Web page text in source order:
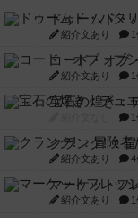
ドゥームド・
紹介文あり
コード・オブ
紹介文あり
宝石の煌き：
クランク! ：
紹介文あり 4
マーケットフ
紹介文あり